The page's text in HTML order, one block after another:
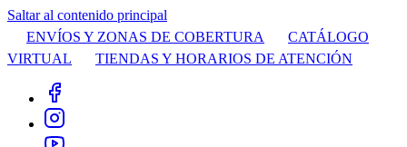
Saltar al contenido principal
ENVÍOS Y ZONAS DE COBERTURA
CATÁLOGO
VIRTUAL
TIENDAS Y HORARIOS DE ATENCIÓN